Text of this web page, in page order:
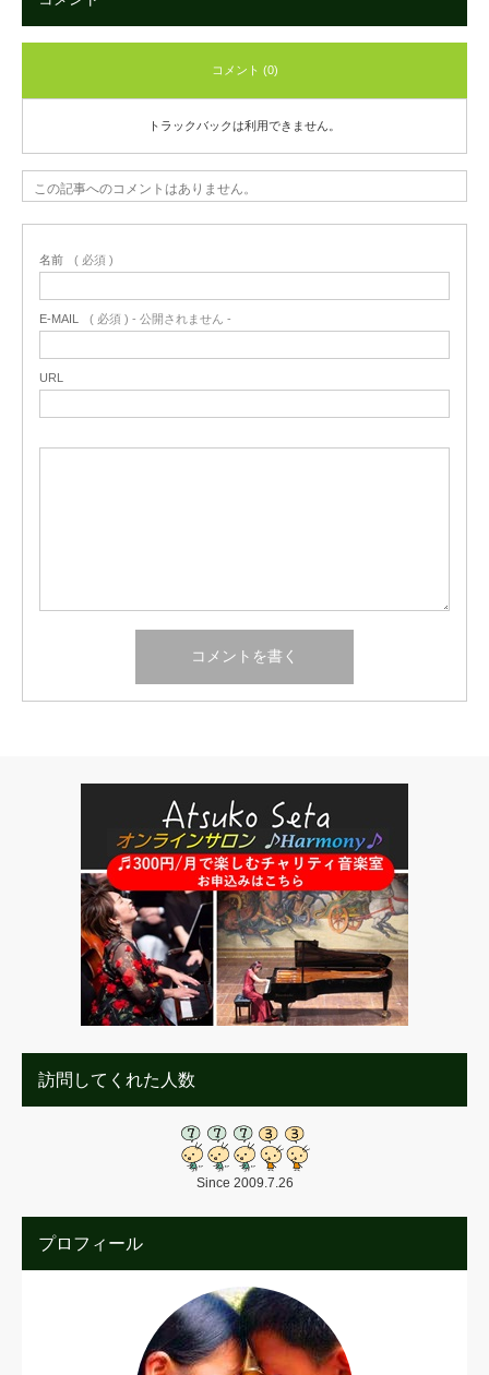
コメント (0)
トラックバックは利用できません。
この記事へのコメントはありません。
名前 ( 必須 )
E-MAIL ( 必須 ) - 公開されません -
URL
訪問してくれた人数
Since 2009.7.26
プロフィール